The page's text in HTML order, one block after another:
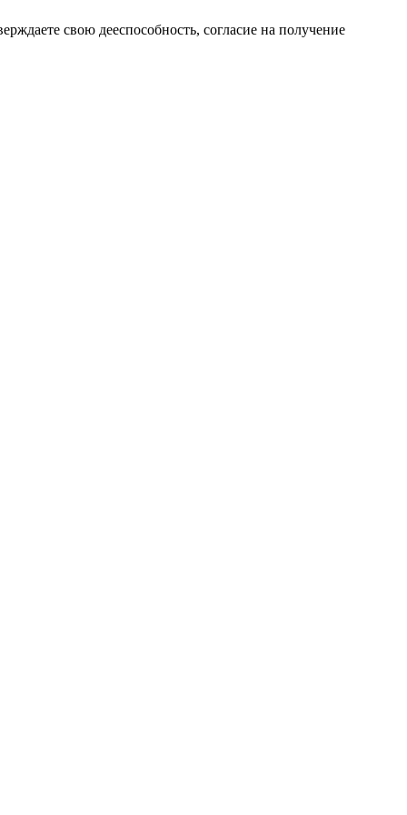
свою дееспособность, согласие на получение